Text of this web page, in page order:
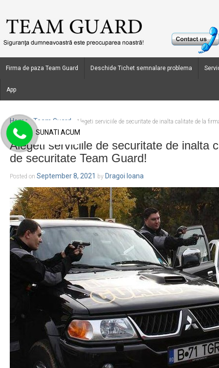
Firma de paza Team Guard Deschide Tichet semnalare problema
App
Home Team Guard Alegeti serviciile de securitate de inalta calitate de la
Alegeti serviciile de securitate de inalta
de securitate Team Guard!
Posted on September 8, 2021 by Dragoi Ioana
SUNATI ACUM